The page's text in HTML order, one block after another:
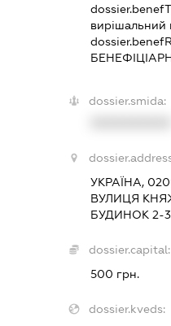
вирішальний
dossier.smida:
УКРАЇНА,
ВУЛИЦЯ
БУДИНОК 2-
dossier.capital:
500 грн.
dossier.kveds: